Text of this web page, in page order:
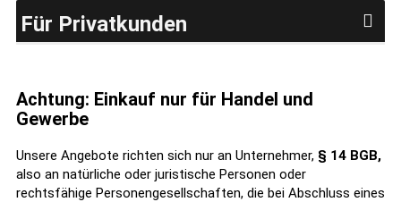
Für Privatkunden
Achtung: Einkauf nur für Handel und
Gewerbe
Unsere Angebote richten sich nur an Unternehmer, § 14 BGB,
also an natürliche oder juristische Personen oder
rechtsfähige Personengesellschaften, die bei Abschluss eines